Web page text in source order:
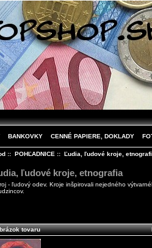
BANKOVKY CENNÉ PAPIERE, DOKLADY
:: POHĽADNICE :: Ľudia, ľudové kroje,
ľudové kroje, etnografia
- ľudový odev. Kroje inšpirovali nejedného
tovaru